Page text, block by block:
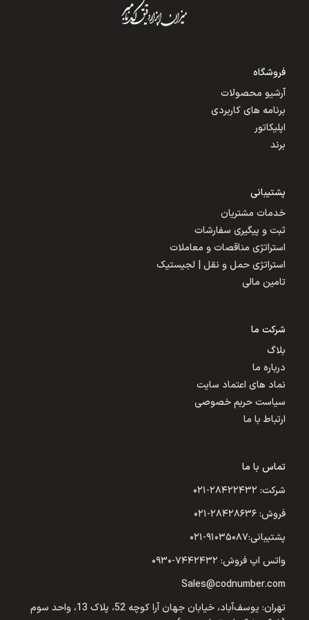
فروشگاه
آرشیو محصولات
برنامه های کاربردی
اپلیکاتور
برند
پشتیبانی
خدمات مشتریان
ثبت و پیگیری سفارشات
استراتژی مناقصات و معاملات
استراتژی حمل و نقل | لجیستیک
تامین مالی
شرکت ما
بلاگ
درباره ما
نماد های اعتماد سایت
سیاست حریم خصوصی
ارتباط با ما
تماس با ما
شرکت: ۲۸۴۲۲۴۳۲-۰۲۱
فروش: ۲۸۴۲۸۶۳۶-۰۲۱
پشتیبانی:۹۱۰۳۵۰۸۷-۰۲۱
واتس اپ فروش: ۷۴۴۲۴۳۲-۰۹۳۰
Sales@codnumber.com
تهران: یوسف‌آباد، خیابان جهان آرا کوچه 52، پلاک 13، واحد سوم